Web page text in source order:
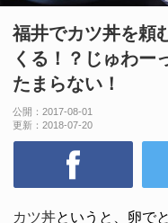
福井でカツ丼を頼
くる！？じゅわー
たまらない！
公開： 2017-08-01
更新： 2018-07-20
カツ丼というと、卵で